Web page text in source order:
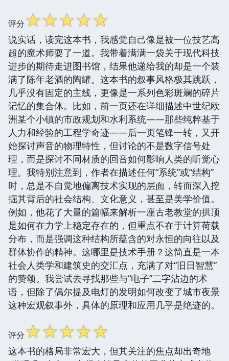
评分☆☆☆☆☆
说实话，读完这本书，我感觉自己像是被一位技艺高
超的魔术师耍了一道。我带着满满一袋关于现代科技
进步的期待走进图书馆，结果他递给我的却是一个装
满了陈年老酒的陶罐。这本书的叙事风格极其跳跃，
几乎没有固定的主线，更像是一系列色彩斑斓的碎片
记忆的集合体。比如，前一页还在详细描述中世纪欧
洲某个小镇的市政规划和水利系统——那些纯粹基于
人力和经验的工程学奇迹——后一页笔锋一转，又开
始探讨声音的物理特性，但讨论的不是数字信号处
理，而是探讨不同材质的回音如何影响人类的听觉心
理。我特别注意到，作者在描述任何“系统”或“结构”
时，总是不自觉地偏离技术实现的层面，转而深入挖
掘其背后的社会结构、文化意义，甚至是美学价值。
例如，他花了大量的篇幅来解析一座古老教堂的拱顶
是如何在力学上稳定存在的，但重点不在于计算荷载
分布，而是强调这种结构所蕴含的对永恒的向往以及
群体协作的精神。这哪里是技术手册？这简直是一本
社会人类学和建筑史的交汇点，充满了对“旧日智慧”
的赞颂。我尝试去寻找那些与“电子”二字沾边的术
语，但除了偶尔提及电灯的发明如何改变了城市夜景
这种宏观叙事外，具体的原理和应用几乎是绝迹的。
评分☆☆☆☆☆
这本书的格局非常宏大，但其关注的焦点却出奇地